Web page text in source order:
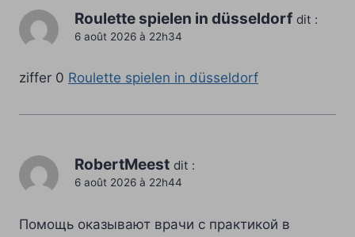
Roulette spielen in düsseldorf dit :
6 août 2026 à 22h34
ziffer 0 Roulette spielen in düsseldorf
RobertMeest dit :
6 août 2026 à 22h44
Помощь оказывают врачи с практикой в